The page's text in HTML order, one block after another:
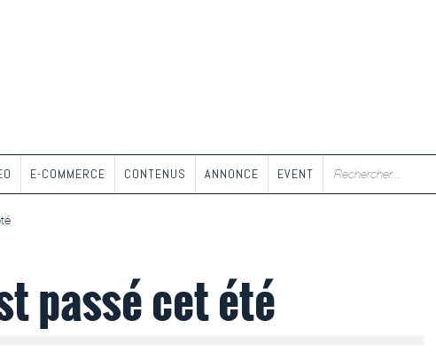
E-COMMERCE CONTENUS ANNONCE EVENT
passé cet été